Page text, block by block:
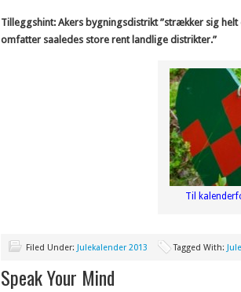
Tilleggshint: Akers bygningsdistrikt ”strækker sig
omfatter saaledes store rent landlige distrikter.”
Til
Filed Under: Julekalender 2013 Tagged With:
Speak Your Mind